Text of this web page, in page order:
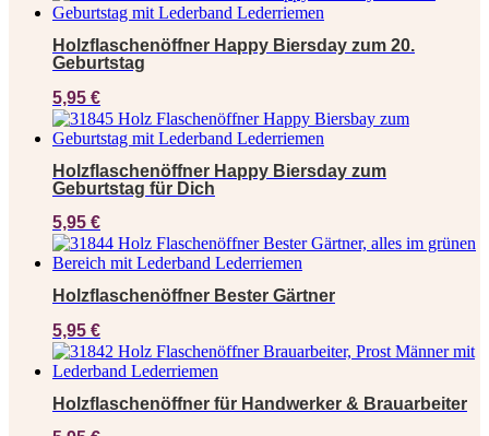
Holzflaschenöffner Happy Biersday zum 20.
Geburtstag
5,95 €
Holzflaschenöffner Happy Biersday zum
Geburtstag für Dich
5,95 €
Holzflaschenöffner Bester Gärtner
5,95 €
Holzflaschenöffner für Handwerker & Brauarbeiter